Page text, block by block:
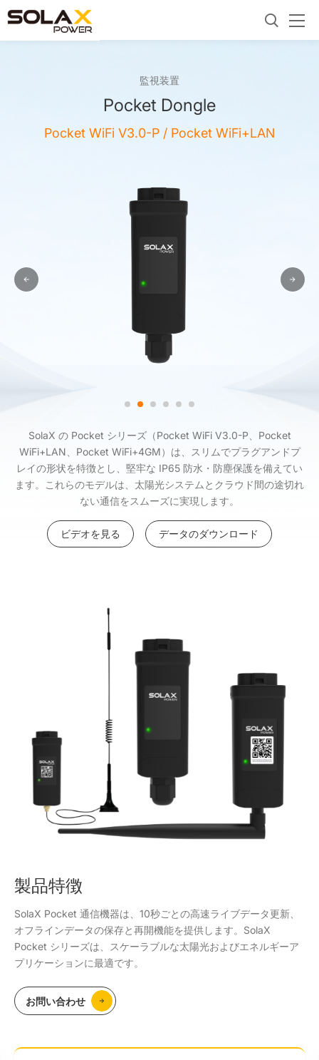
監視装置
Pocket Dongle
Pocket WiFi V3.0-P / Pocket WiFi+LAN
SolaX の Pocket シリーズ（Pocket WiFi V3.0-P、Pocket
WiFi+LAN、Pocket WiFi+4GM）は、スリムでプラグアンドプ
レイの形状を特徴とし、堅牢な IP65 防水・防塵保護を備えてい
ます。これらのモデルは、太陽光システムとクラウド間の途切れ
ない通信をスムーズに実現します。
ビデオを見る データのダウンロード
製品特徴
SolaX Pocket 通信機器は、10秒ごとの高速ライブデータ更新、
オフラインデータの保存と再開機能を提供します。SolaX
Pocket シリーズは、スケーラブルな太陽光およびエネルギーア
プリケーションに最適です。
お問い合わせ